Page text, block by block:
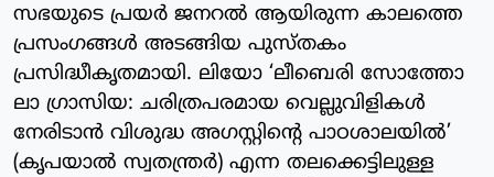
സഭയുടെ പ്രയര്‍ ജനറല്‍ ആയിരുന്ന കാലത്തെ
പ്രസംഗങ്ങള്‍ അടങ്ങിയ പുസ്തകം
പ്രസിദ്ധീകൃതമായി. ലിയോ ‘ലീബെരി സോത്തോ
ലാ ഗ്രാസിയ: ചരിത്രപരമായ വെല്ലുവിളികള്‍
നേരിടാന്‍ വിശുദ്ധ അഗസ്റ്റിന്റെ പാഠശാലയില്‍’
(കൃപയാല്‍ സ്വതന്ത്രര്‍) എന്ന തലക്കെട്ടിലുള്ള